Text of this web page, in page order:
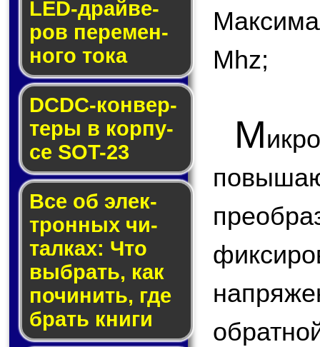
LED-драй­ве­
ров пе­ре­мен­
но­го то­ка
DCDC-кон­вер­
те­ры в кор­пу­
се SOT-23
Все об элек­
трон­ных чи­
тал­ках: Что
выб­рать, как
по­чи­нить, где
брать кни­ги
Mhz;
М